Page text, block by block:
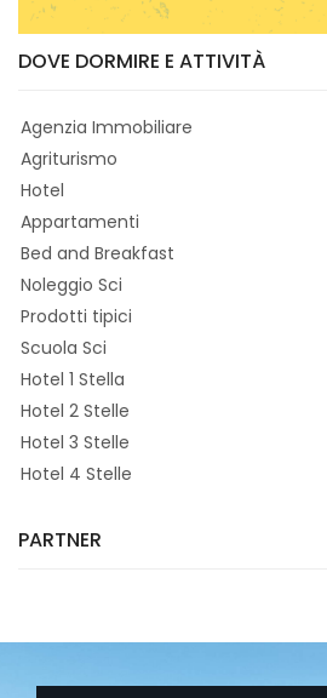
DOVE DORMIRE E ATTIVITÀ
Agenzia Immobiliare
Agriturismo
Hotel
Appartamenti
Bed and Breakfast
Noleggio Sci
Prodotti tipici
Scuola Sci
Hotel 1 Stella
Hotel 2 Stelle
Hotel 3 Stelle
Hotel 4 Stelle
PARTNER